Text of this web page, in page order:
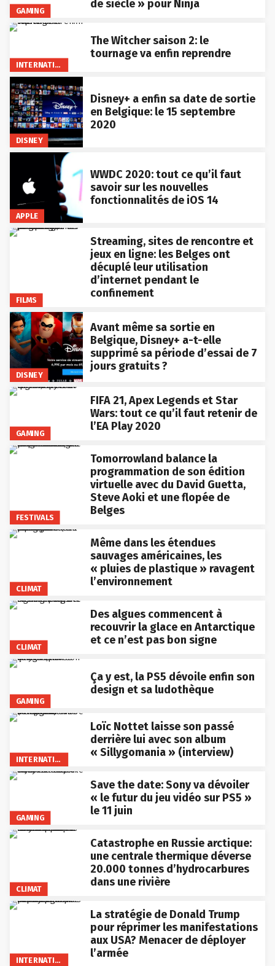
GAMING
de siècle » pour Ninja
INTERNATIONAL
The Witcher saison 2: le
tournage va enfin reprendre
DISNEY
Disney+ a enfin sa date de sortie
en Belgique: le 15 septembre
2020
APPLE
WWDC 2020: tout ce qu’il faut
savoir sur les nouvelles
fonctionnalités de iOS 14
FILMS
Streaming, sites de rencontre et
jeux en ligne: les Belges ont
décuplé leur utilisation
d’internet pendant le
confinement
DISNEY
Avant même sa sortie en
Belgique, Disney+ a-t-elle
supprimé sa période d’essai de 7
jours gratuits ?
GAMING
FIFA 21, Apex Legends et Star
Wars: tout ce qu’il faut retenir de
l’EA Play 2020
FESTIVALS
Tomorrowland balance la
programmation de son édition
virtuelle avec du David Guetta,
Steve Aoki et une flopée de
Belges
CLIMAT
Même dans les étendues
sauvages américaines, les
« pluies de plastique » ravagent
l’environnement
CLIMAT
Des algues commencent à
recouvrir la glace en Antarctique
et ce n’est pas bon signe
GAMING
Ça y est, la PS5 dévoile enfin son
design et sa ludothèque
INTERNATIONAL
Loïc Nottet laisse son passé
derrière lui avec son album
« Sillygomania » (interview)
GAMING
Save the date: Sony va dévoiler
« le futur du jeu vidéo sur PS5 »
le 11 juin
CLIMAT
Catastrophe en Russie arctique:
une centrale thermique déverse
20.000 tonnes d’hydrocarbures
dans une rivière
INTERNATIONAL
La stratégie de Donald Trump
pour réprimer les manifestations
aux USA? Menacer de déployer
l’armée